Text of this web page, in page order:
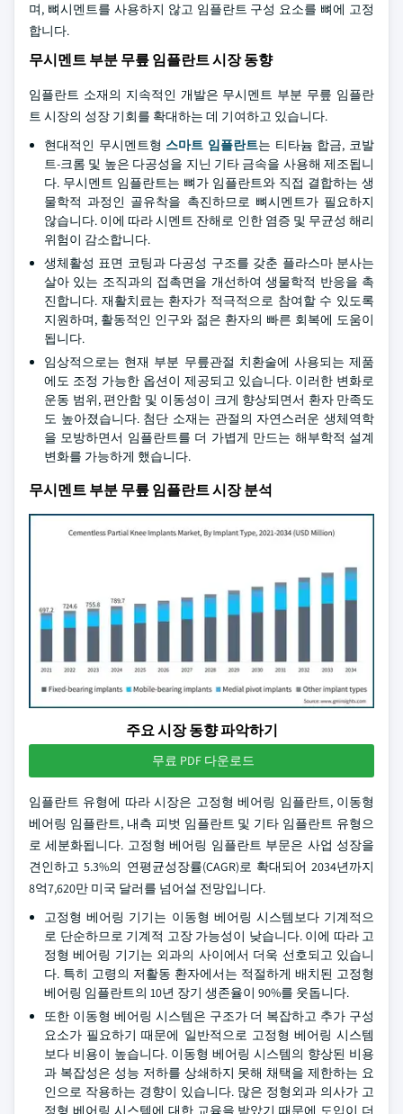
며, 뼈시멘트를 사용하지 않고 임플란트 구성 요소를 뼈에 고정
합니다.
무시멘트 부분 무릎 임플란트 시장 동향
임플란트 소재의 지속적인 개발은 무시멘트 부분 무릎 임플란
트 시장의 성장 기회를 확대하는 데 기여하고 있습니다.
현대적인 무시멘트형 스마트 임플란트는 티타늄 합금, 코발
트-크롬 및 높은 다공성을 지닌 기타 금속을 사용해 제조됩니
다. 무시멘트 임플란트는 뼈가 임플란트와 직접 결합하는 생
물학적 과정인 골유착을 촉진하므로 뼈시멘트가 필요하지
않습니다. 이에 따라 시멘트 잔해로 인한 염증 및 무균성 해리
위험이 감소합니다.
생체활성 표면 코팅과 다공성 구조를 갖춘 플라스마 분사는
살아 있는 조직과의 접촉면을 개선하여 생물학적 반응을 촉
진합니다. 재활치료는 환자가 적극적으로 참여할 수 있도록
지원하며, 활동적인 인구와 젊은 환자의 빠른 회복에 도움이
됩니다.
임상적으로는 현재 부분 무릎관절 치환술에 사용되는 제품
에도 조정 가능한 옵션이 제공되고 있습니다. 이러한 변화로
운동 범위, 편안함 및 이동성이 크게 향상되면서 환자 만족도
도 높아졌습니다. 첨단 소재는 관절의 자연스러운 생체역학
을 모방하면서 임플란트를 더 가볍게 만드는 해부학적 설계
변화를 가능하게 했습니다.
무시멘트 부분 무릎 임플란트 시장 분석
주요 시장 동향 파악하기
무료 PDF 다운로드
임플란트 유형에 따라 시장은 고정형 베어링 임플란트, 이동형
베어링 임플란트, 내측 피벗 임플란트 및 기타 임플란트 유형으
로 세분화됩니다. 고정형 베어링 임플란트 부문은 사업 성장을
견인하고 5.3%의 연평균성장률(CAGR)로 확대되어 2034년까지
8억7,620만 미국 달러를 넘어설 전망입니다.
고정형 베어링 기기는 이동형 베어링 시스템보다 기계적으
로 단순하므로 기계적 고장 가능성이 낮습니다. 이에 따라 고
정형 베어링 기기는 외과의 사이에서 더욱 선호되고 있습니
다. 특히 고령의 저활동 환자에서는 적절하게 배치된 고정형
베어링 임플란트의 10년 장기 생존율이 90%를 웃돕니다.
또한 이동형 베어링 시스템은 구조가 더 복잡하고 추가 구성
요소가 필요하기 때문에 일반적으로 고정형 베어링 시스템
보다 비용이 높습니다. 이동형 베어링 시스템의 향상된 비용
과 복잡성은 성능 저하를 상쇄하지 못해 채택을 제한하는 요
인으로 작용하는 경향이 있습니다. 많은 정형외과 의사가 고
정형 베어링 시스템에 대한 교육을 받았기 때문에 도입이 더